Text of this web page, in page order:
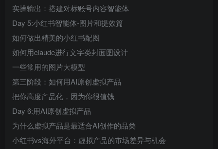
实操输出：搭建对标账号内容智能体
Day 5:小红书智能体-图片和提效篇
如何做出精美的小红书配图
如何用claude进行文字类封面图设计
一些常用的图片大模型
第三阶段：如何用AI原创虚拟产品
把你高度产品化，因为你很值钱
Day 6:用AI原创虚拟产品
为什么虚拟产品是最适合AI创作的品类
小红书vs海外平台：虚拟产品的市场差异与机会